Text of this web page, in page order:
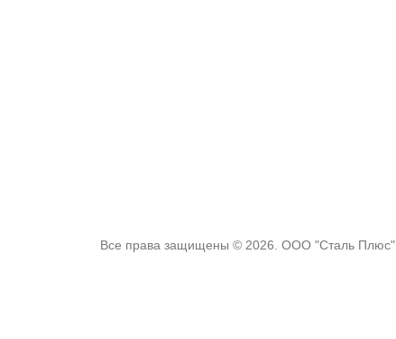
Все права защищены © 2026. ООО "Сталь Плюс"